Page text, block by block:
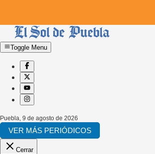
Toggle Menu
Puebla 9 de agosto de 2026
VER MÁS PERIÓDICOS
Cerrar